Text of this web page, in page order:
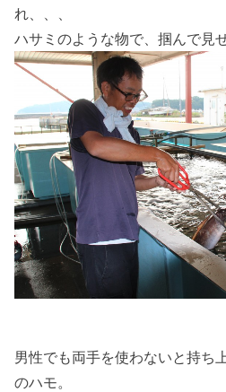
れ、、、
ハサミのような物で、掴んで見
男性でも両手を使わないと持ち
のハモ。